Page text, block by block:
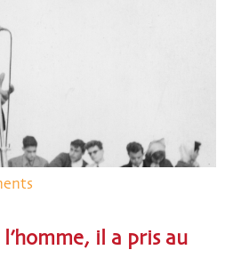
l’homme, il a pris au